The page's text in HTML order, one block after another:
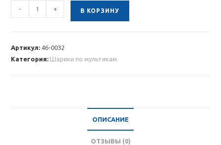
Количество
товара
- + В КОРЗИНУ
Артикул: 46-0032
Категория: Шарики по мультикам
ОПИСАНИЕ
ОТЗЫВЫ (0)